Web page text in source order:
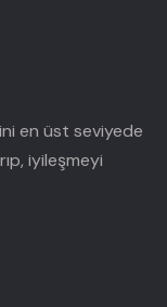
en üst seviyede
iyileşmeyi